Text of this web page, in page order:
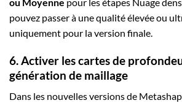
pouvez passer à une qualité élevée ou
uniquement pour la version finale.
6. Activer les cartes de
génération de maillage
Dans les nouvelles versions de